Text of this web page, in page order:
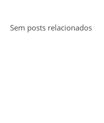
Sem posts relacionados